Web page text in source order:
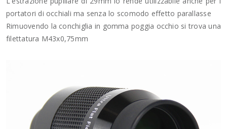
portatori di occhiali ma senza lo scomodo effetto parallasse
Rimuovendo la conchiglia in gomma poggia occhio si trova una
filettatura M43x0,75mm